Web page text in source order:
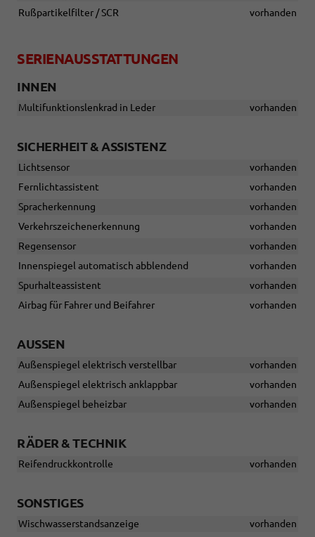
Rußpartikelfilter / SCR
vorhanden
SERIENAUSSTATTUNGEN
INNEN
Multifunktionslenkrad in Leder vorhanden
SICHERHEIT & ASSISTENZ
Lichtsensor
vorhanden
Fernlichtassistent
vorhanden
Spracherkennung
vorhanden
Verkehrszeichenerkennung
vorhanden
Regensensor
vorhanden
Innenspiegel automatisch abblendend
vorhanden
Spurhalteassistent
vorhanden
Airbag für Fahrer und Beifahrer
vorhanden
AUSSEN
Außenspiegel elektrisch verstellbar
vorhanden
Außenspiegel elektrisch anklappbar
vorhanden
Außenspiegel beheizbar
vorhanden
RÄDER & TECHNIK
Reifendruckkontrolle vorhanden
SONSTIGES
Wischwasserstandsanzeige vorhanden